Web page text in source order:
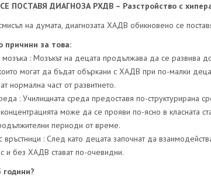
ПОСТАВЯ ДИАГНОЗА РХДВ – Разстройство с
на думата, диагнозата ХАДВ обикновено се
причини за това:
мозъка : Мозъкът на децата продължава да се развива
могат да бъдат объркани с ХАДВ при по-малки
нормална част от развитието.
: Училищната среда предоставя по-структурирана
концентрацията може да се прояви по-ясно в класната
периоди от време.
връстници : След като децата започнат да
и без ХАДВ стават по-очевидни.